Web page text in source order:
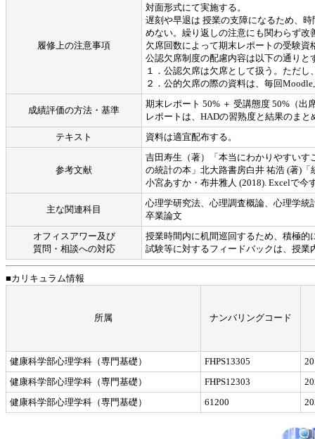
履修上の注意事項
対面形式にて実施する。
遅刻や早退は 授業の支障になるため、
めない。繰り返しの注意にも関わらず
欠席回数によって期末レポートの受験資
公認欠席制度の配慮内容は以下の通りと
１．公認欠席は欠席として扱う。ただ
２．公的欠席の際の資料は、毎回
成績評価の方法・基準
期末レポート 50% ＋ 受講態度 50%（出
レポートは、HADの習熟度と結果のま
テキスト
資料は適宜配布する。
参考文献
吉田寿生（著）「本当にわかりやすい
の統計の本」北大路書房白井 祐浩 (著)
小宮あすか・布井雅人 (2018). Excelで
主な関連科目
心理学研究法、心理調査概論、心理学
卒業論文
オフィスアワー及び
質問・相談への対応
授業時間内に机間巡回するため、積極
試験等に対するフィードバックは、授
■カリキュラム情報
所属 ナンバリングコード
健康科学部心理学科（専門基礎） FHPS13305
健康科学部心理学科（専門基礎）
FHPS12303
健康科学部心理学科（専門基礎）
61200